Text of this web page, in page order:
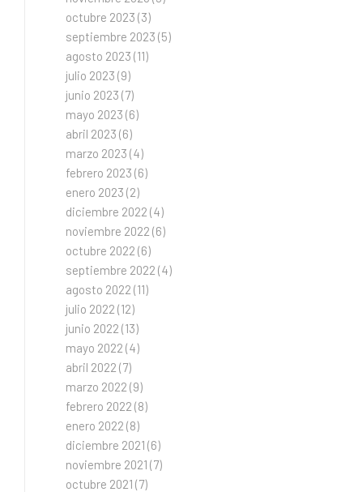
octubre 2023 (3)
septiembre 2023 (5)
agosto 2023 (11)
julio 2023 (9)
junio 2023 (7)
mayo 2023 (6)
abril 2023 (6)
marzo 2023 (4)
febrero 2023 (6)
enero 2023 (2)
diciembre 2022 (4)
noviembre 2022 (6)
octubre 2022 (6)
septiembre 2022 (4)
agosto 2022 (11)
julio 2022 (12)
junio 2022 (13)
mayo 2022 (4)
abril 2022 (7)
marzo 2022 (9)
febrero 2022 (8)
enero 2022 (8)
diciembre 2021 (6)
noviembre 2021 (7)
octubre 2021 (7)